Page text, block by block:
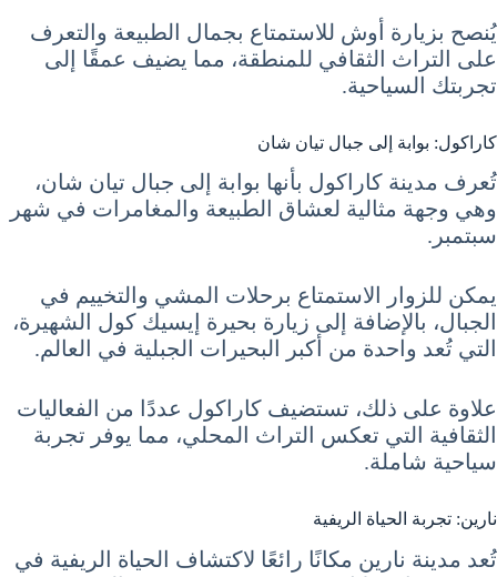
يُنصح بزيارة أوش للاستمتاع بجمال الطبيعة والتعرف
على التراث الثقافي للمنطقة، مما يضيف عمقًا إلى
تجربتك السياحية.
كاراكول: بوابة إلى جبال تيان شان
تُعرف مدينة كاراكول بأنها بوابة إلى جبال تيان شان،
وهي وجهة مثالية لعشاق الطبيعة والمغامرات في شهر
سبتمبر.
يمكن للزوار الاستمتاع برحلات المشي والتخييم في
الجبال، بالإضافة إلى زيارة بحيرة إيسيك كول الشهيرة،
التي تُعد واحدة من أكبر البحيرات الجبلية في العالم.
علاوة على ذلك، تستضيف كاراكول عددًا من الفعاليات
الثقافية التي تعكس التراث المحلي، مما يوفر تجربة
سياحية شاملة.
نارين: تجربة الحياة الريفية
تُعد مدينة نارين مكانًا رائعًا لاكتشاف الحياة الريفية في